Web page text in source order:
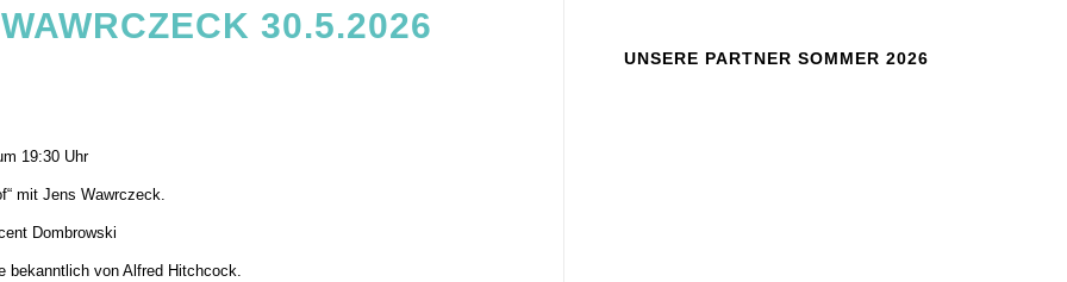
30.5.2026
19:30 Uhr
mit Jens Wawrczeck.
Dombrowski
bekanntlich von Alfred Hitchcock.
UNSERE PARTNER SOMMER 2026